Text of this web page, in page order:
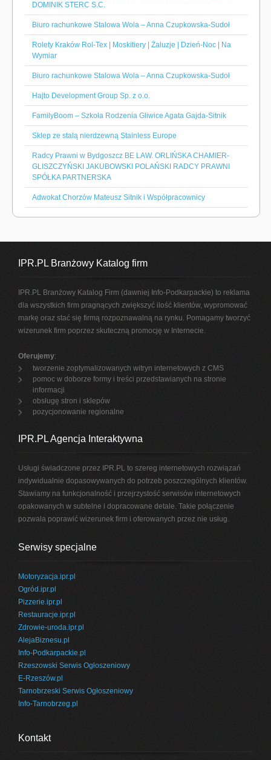
DOMINIK STERC S.C.
Biuro rachunkowe Stalowa Wola – Anna Czupkowska-Sudoł
Rolety Kraków Rol-Tex | Moskitiery | Żaluzje | Dzień-Noc | Na
Wymiar
Biuro rachunkowe Stalowa Wola – Anna Czupkowska-Sudoł
Hajto Development Group Sp. z o.o.
FamilyBoom – Szkoła Rodzenia Gliwice Agata Gajda-Sitnik
Sklep ze stalą nierdzewną Stainless Europe
Radcy Prawni w Bydgoszcz BE LAW. ORLIŃSKA CHAMIER-
GLISZCZYŃSKI JAKUBOWSKI POLAŃSKI RADCY PRAWNI
SPÓŁKA PARTNERSKA
Adwokat Chorzów Mateusz Sitnik i Współpracownicy
IPR.PL Branżowy Katalog firm
IPR.PL Branżowy Katalog Firm (dawniej Info-Podkarpackie) to reklama
dla wszystkich firm pragnących zwiększyć ilość klientów, wypromować
markę oraz stać się firmą rozpoznawalną na rynku. Pomagamy tworzyć
wizerunek firm poprzez skuteczną promocję w Internecie.
Oferujemy:
tworzenie zoptymalizowanych witryn internetowych z CMS
pomoc w doborze formy i treści przedstawianych na stronie
informacji
obsługę stron i sklepów
pozycjonowanie regionalne
IPR.PL Agencja Interaktywna
Usługi świadczone przez IPR.PL to szereg internetowych rozwiązań
indywidualnie dopasowywanych do potrzeb poszczególnych klientów.
Stawiamy na funkcjonalność i przejrzystość serwisów internetowych
opakowanych w subtelne i dopracowane detale. Takie połączenie
pozwala poprawić wizerunek firm i oferowanych przez nie usług.
Serwisy specjalne
Motoryzacja.ipr.pl
Ogród.ipr.pl
Pizzerie.ipr.pl
Restauracje.ipr.pl
Zdrowie-uroda.ipr.pl
AlejaBiznesu.pl
Info-Podkarpackie.pl
Rzeszowski Serwis Ogłoszeniowy
E-Rzeszów.pl
Tarnobrzeski Serwis Ogłoszeniowy
Info-Tarnobrzeg.pl
Kontakt